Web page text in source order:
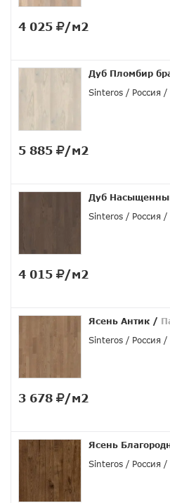
4 025 /м2
Дуб Пломбир
Sinteros
Россия
5 885 /м2
Дуб
Sinteros
Россия
4 015 /м2
Ясень Антик /
Sinteros
Россия
3 678 /м2
Ясень
Sinteros
Россия